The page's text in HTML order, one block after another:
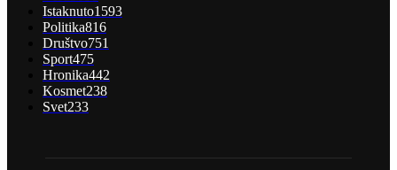
Istaknuto1593
Politika816
Društvo751
Sport475
Hronika442
Kosmet238
Svet233